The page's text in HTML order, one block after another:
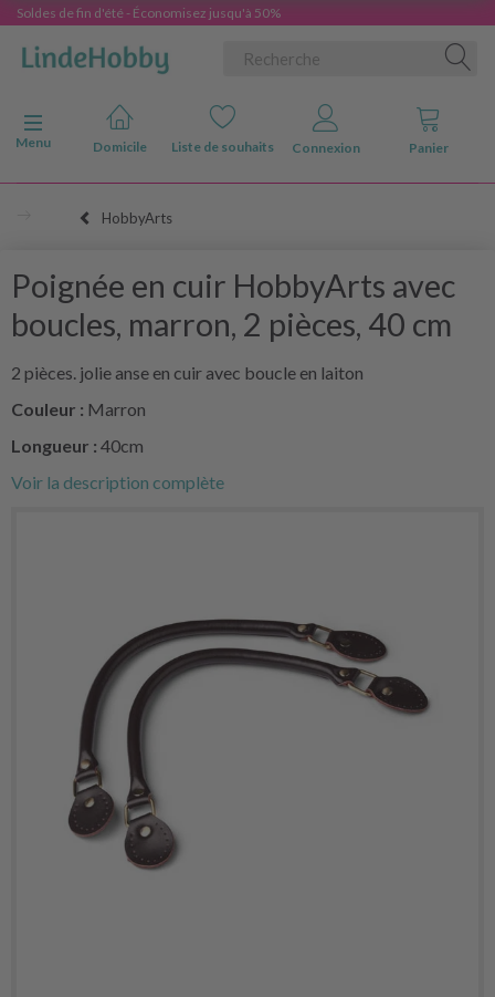
Soldes de fin d'été - Économisez jusqu'à 50%
Basculer la navigation
Menu
Domicile Liste de souhaits Connexion Panier
HobbyArts
Poignée en cuir HobbyArts avec
boucles, marron, 2 pièces, 40 cm
2 pièces. jolie anse en cuir avec boucle en laiton
Couleur : Marron
Longueur : 40cm
Voir la description complète